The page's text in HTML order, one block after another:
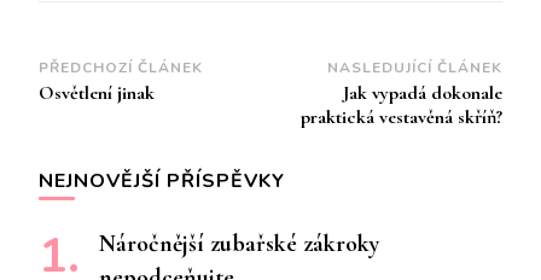
Navigace
příspěvku
PŘEDCHOZÍ ČLÁNEK
Osvětlení jinak
NASLEDUJÍCÍ ČLÁNEK
Jak vypadá dokonale
praktická vestavěná skříň?
NEJNOVĚJŠÍ PŘÍSPĚVKY
Náročnější zubařské zákroky